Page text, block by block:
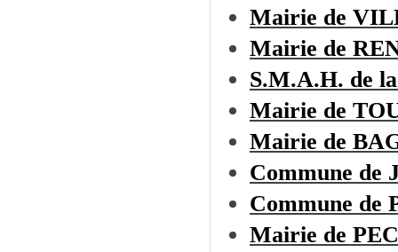
Mairie de
Mairie de
S.M.A.H. de
Mairie de
Mairie de
Commune de
Commune de
Mairie de